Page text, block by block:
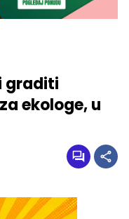
graditi
ekologe, u